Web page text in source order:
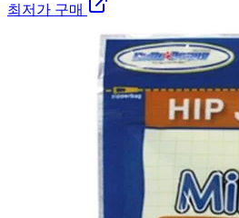
최저가 구매